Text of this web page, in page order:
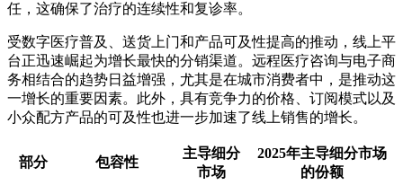
任，这确保了治疗的连续性和复诊率。
受数字医疗普及、送货上门和产品可及性提高的推动，线上平
台正迅速崛起为增长最快的分销渠道。远程医疗咨询与电子商
务相结合的趋势日益增强，尤其是在城市消费者中，是推动这
一增长的重要因素。此外，具有竞争力的价格、订阅模式以及
小众配方产品的可及性也进一步加速了线上销售的增长。
部分 包容性
主导细分
市场
2025年主导细分市场
的份额